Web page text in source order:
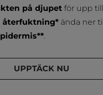
på djupet för upp till
återfuktning* ända ner
.
UPPTÄCK NU